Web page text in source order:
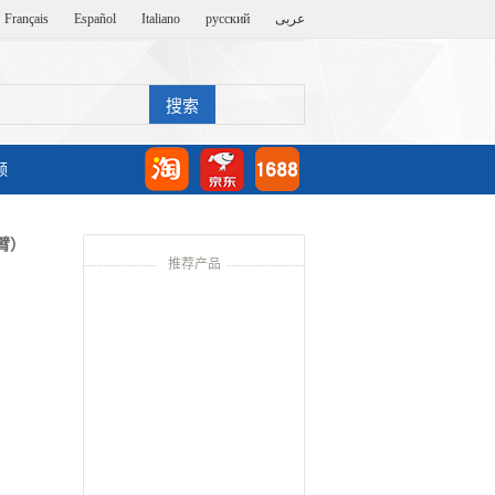
Français Español Italiano русский عربى
推荐产品